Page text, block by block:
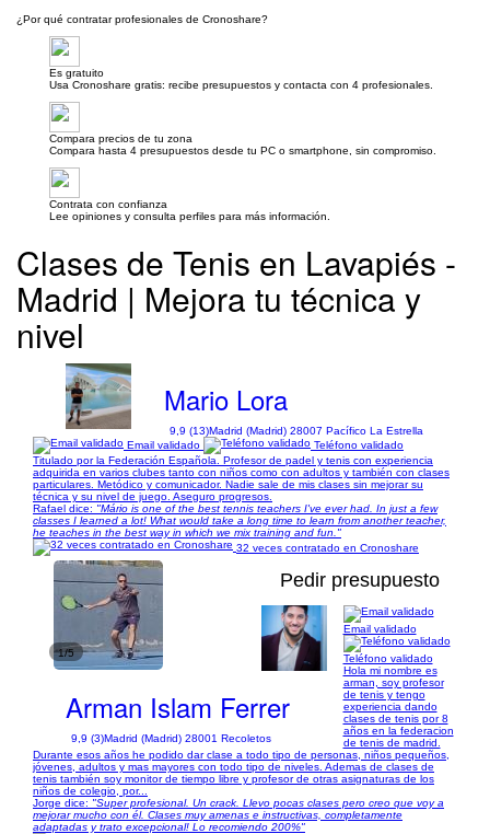
¿Por qué contratar profesionales de Cronoshare?
Es gratuito
Usa Cronoshare gratis: recibe presupuestos y contacta con 4 profesionales.
Compara precios de tu zona
Compara hasta 4 presupuestos desde tu PC o smartphone, sin compromiso.
Contrata con confianza
Lee opiniones y consulta perfiles para más información.
Clases de Tenis en Lavapiés -
Madrid | Mejora tu técnica y
nivel
Mario Lora
9,9 (13)Madrid (Madrid) 28007 Pacífico La Estrella
Email validado
Teléfono validado
Titulado por la Federación Española. Profesor de padel y tenis con experiencia
adquirida en varios clubes tanto con niños como con adultos y también con clases
particulares. Metódico y comunicador. Nadie sale de mis clases sin mejorar su
técnica y su nivel de juego. Aseguro progresos.
Rafael dice: "Mário is one of the best tennis teachers I've ever had. In just a few
classes I learned a lot! What would take a long time to learn from another teacher,
he teaches in the best way in which we mix training and fun."
32 veces contratado en Cronoshare
1/5
Pedir presupuesto
Arman Islam Ferrer
9,9 (3)Madrid (Madrid) 28001 Recoletos
Email validado
Teléfono validado
Hola mi nombre es
arman, soy profesor
de tenis y tengo
experiencia dando
clases de tenis por 8
años en la federacion
de tenis de madrid.
Durante esos años he podido dar clase a todo tipo de personas, niños pequeños,
jóvenes, adultos y mas mayores con todo tipo de niveles. Ademas de clases de
tenis también soy monitor de tiempo libre y profesor de otras asignaturas de los
niños de colegio, por...
Jorge dice: "Super profesional. Un crack. Llevo pocas clases pero creo que voy a
mejorar mucho con él. Clases muy amenas e instructivas, completamente
adaptadas y trato excepcional! Lo recomiendo 200%"